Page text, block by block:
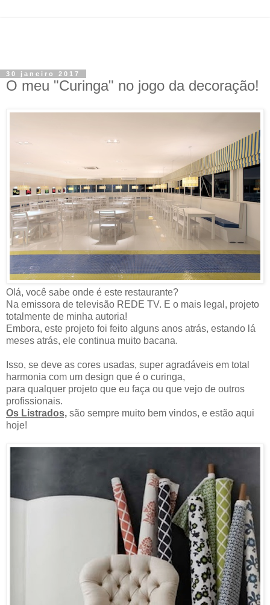
30 janeiro 2017
O meu "Curinga" no jogo da decoração!
Olá, você sabe onde é este restaurante?
Na emissora de televisão REDE TV. E o mais legal, projeto
totalmente de minha autoria!
Embora, este projeto foi feito alguns anos atrás, estando lá
meses atrás, ele continua muito bacana.
Isso, se deve as cores usadas, super agradáveis em total
harmonia com um design que é o curinga,
para qualquer projeto que eu faça ou que vejo de outros
profissionais.
Os Listrados, são sempre muito bem vindos, e estão aqui
hoje!